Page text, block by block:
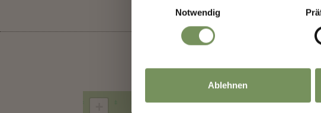
Notwendig
Ablehnen
Saluto